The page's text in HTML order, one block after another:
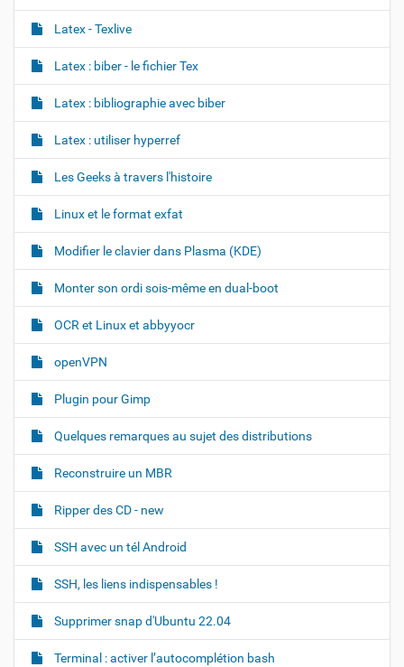
Latex - Texlive
Latex : biber - le fichier Tex
Latex : bibliographie avec biber
Latex : utiliser hyperref
Les Geeks à travers l'histoire
Linux et le format exfat
Modifier le clavier dans Plasma (KDE)
Monter son ordi sois-même en dual-boot
OCR et Linux et abbyyocr
openVPN
Plugin pour Gimp
Quelques remarques au sujet des distributions
Reconstruire un MBR
Ripper des CD - new
SSH avec un tél Android
SSH, les liens indispensables !
Supprimer snap d'Ubuntu 22.04
Terminal : activer l’autocomplétion bash